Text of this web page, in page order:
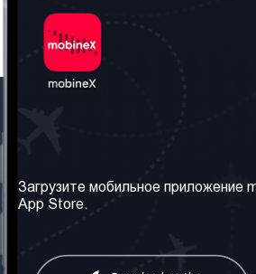
Наши сервисы
Загрузите мобильное приложение
App Store.